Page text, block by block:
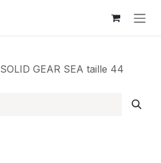
SOLID GEAR SEA taille 44